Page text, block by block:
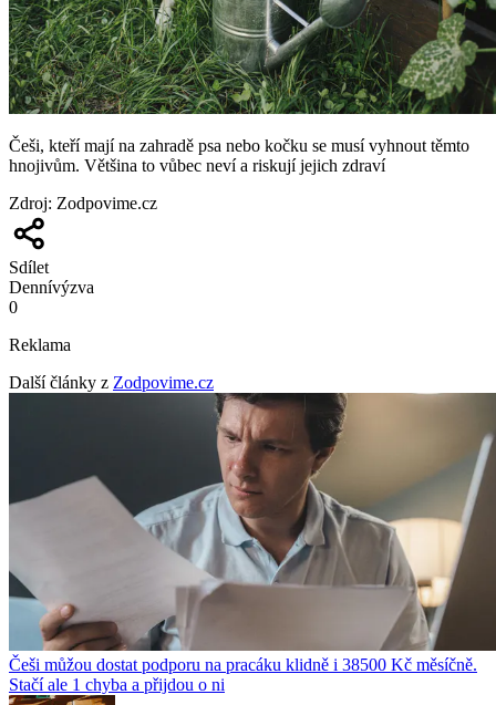
Češi, kteří mají na zahradě psa nebo kočku se musí vyhnout těmto
hnojivům. Většina to vůbec neví a riskují jejich zdraví
Zdroj: Zodpovime.cz
Sdílet
Dennívýzva
0
Reklama
Další články z Zodpovime.cz
Češi můžou dostat podporu na pracáku klidně i 38500 Kč měsíčně.
Stačí ale 1 chyba a přijdou o ni